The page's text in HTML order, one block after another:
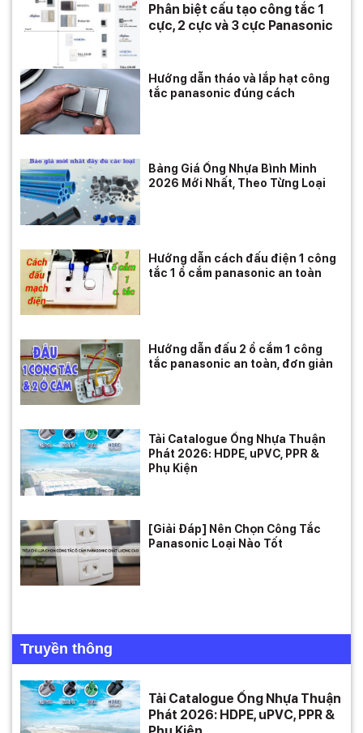
Phân biệt cấu tạo công tắc 1
cực, 2 cực và 3 cực Panasonic
Hướng dẫn tháo và lắp hạt công
tắc panasonic đúng cách
Bảng Giá Ống Nhựa Bình Minh
2026 Mới Nhất, Theo Từng Loại
Hướng dẫn cách đấu điện 1 công
tắc 1 ổ cắm panasonic an toàn
Hướng dẫn đấu 2 ổ cắm 1 công
tắc panasonic an toàn, đơn giản
Tải Catalogue Ống Nhựa Thuận
Phát 2026: HDPE, uPVC, PPR &
Phụ Kiện
[Giải Đáp] Nên Chọn Công Tắc
Panasonic Loại Nào Tốt
Truyền thông
Tải Catalogue Ống Nhựa Thuận
Phát 2026: HDPE, uPVC, PPR &